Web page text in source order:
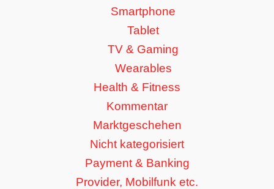
Smartphone
Tablet
TV & Gaming
Wearables
Health & Fitness
Kommentar
Marktgeschehen
Nicht kategorisiert
Payment & Banking
Provider, Mobilfunk etc.